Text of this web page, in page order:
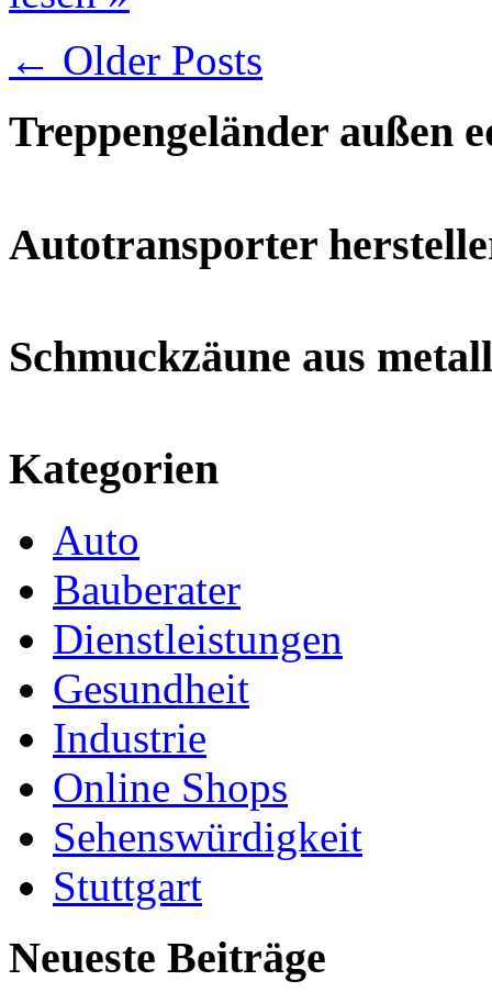
← Older Posts
Treppengeländer außen
Autotransporter
Schmuckzäune aus metall
Kategorien
Auto
Bauberater
Dienstleistungen
Gesundheit
Industrie
Online Shops
Sehenswürdigkeit
Stuttgart
Neueste Beiträge